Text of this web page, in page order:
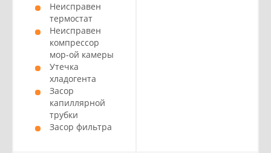
Неисправен
термостат
Неисправен
компрессор
мор-ой камеры
Утечка
хладогента
Засор
капиллярной
трубки
Засор фильтра